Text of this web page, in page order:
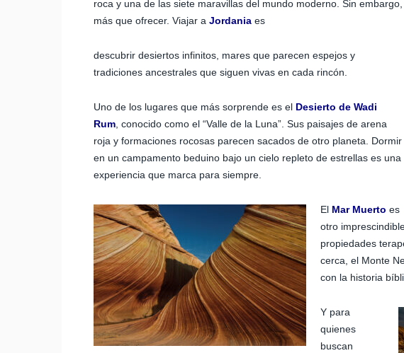
roca y una de las siete maravillas del mundo moderno. Sin
más que ofrecer. Viajar a Jordania es
descubrir desiertos infinitos, mares que parecen espejos y
tradiciones ancestrales que siguen vivas en cada rincón.
Uno de los lugares que más sorprende es el Desierto de Wadi
Rum , conocido como el “Valle de la Luna”. Sus paisajes de arena
roja y formaciones rocosas parecen sacados de otro planeta. Dormir
en un campamento beduino bajo un cielo repleto de estrellas es una
experiencia que marca para siempre.
El Mar Muerto es
otro
propiedades
cerca, el Monte
con la historia
Y para
quienes
buscan